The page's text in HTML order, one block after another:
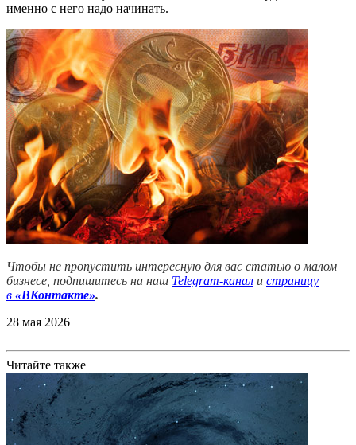
именно с него надо начинать.
Чтобы не пропустить интересную для вас статью о малом
бизнесе, подпишитесь на наш Telegram-канал и страницу
в «ВКонтакте».
28 мая 2026
Читайте также